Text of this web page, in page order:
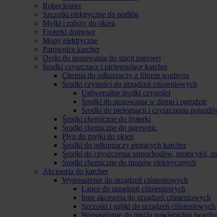
Robocleaner
Szczotki elektryczne do podłóg
Myjki i roboty do okien
Froterki domowe
Mopy elektryczne
Parownice karcher
Deski do prasowania do stacji parowej
Środki czyszczące i pielęgnujące karcher
Chemia do odkurzaczy z filtrem wodnym
Środki czystości do urządzeń ciśnieniowych
Uniwersalne środki czystości
Środki do stosowania w domu i ogrodzie
Środki do pielęgnacji i czyszczenia
Środki chemiczne do froterki
Środki chemiczne do parownic
Płyn do myjki do okien
Środki do odkurzaczy piorących karcher
Środki do czyszczenia samochodów, motocykli,
Środki chemiczne do mopów elektrycznych
Akcesoria do karcher
Wyposażenie do urządzeń ciśnieniowych
Lance do urządzeń ciśnieniowych
Inne akcesoria do urządzeń ciśnieniowych
Szczotki i gąbki do urządzeń ciśnieniowych
Wyposażenie do mycia powierzchni